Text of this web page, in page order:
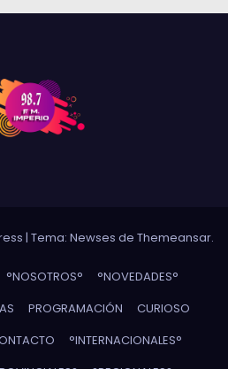
| Tema: Newses de Themeansar.
°NOSOTROS°
°NOVEDADES°
PROGRAMACIÓN
CURIOSO
°INTERNACIONALES°